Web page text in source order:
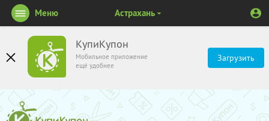
КупиКупон
Мобильное приложение
ещё удобнее
Загрузить
Меню Астрахань